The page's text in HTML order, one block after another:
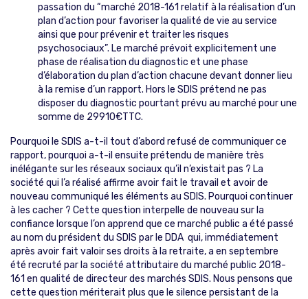
passation du “marché 2018-161 relatif à la réalisation d’un
plan d’action pour favoriser la qualité de vie au service
ainsi que pour prévenir et traiter les risques
psychosociaux”. Le marché prévoit explicitement une
phase de réalisation du diagnostic et une phase
d’élaboration du plan d’action chacune devant donner lieu
à la remise d’un rapport. Hors le SDIS prétend ne pas
disposer du diagnostic pourtant prévu au marché pour une
somme de 29910€TTC.
Pourquoi le SDIS a-t-il tout d’abord refusé de communiquer ce
rapport, pourquoi a-t-il ensuite prétendu de manière très
inélégante sur les réseaux sociaux qu’il n’existait pas ? La
société qui l’a réalisé affirme avoir fait le travail et avoir de
nouveau communiqué les éléments au SDIS. Pourquoi continuer
à les cacher ? Cette question interpelle de nouveau sur la
confiance lorsque l’on apprend que ce marché public a été passé
au nom du président du SDIS par le DDA qui, immédiatement
après avoir fait valoir ses droits à la retraite, a en septembre
été recruté par la société attributaire du marché public 2018-
161 en qualité de directeur des marchés SDIS. Nous pensons que
cette question mériterait plus que le silence persistant de la